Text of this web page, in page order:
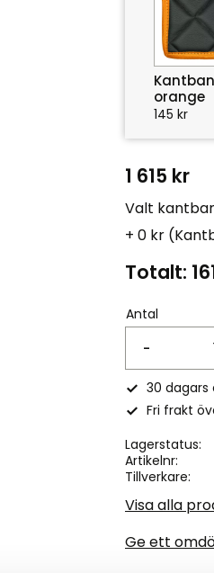
orange
145 kr
1 615 kr
Valt
+ 0 kr
Totalt:
Antal
-
30 dagars
Fri frakt
Lagerstatus
Artikelnr
Tillverkare
Visa alla
Ge ett